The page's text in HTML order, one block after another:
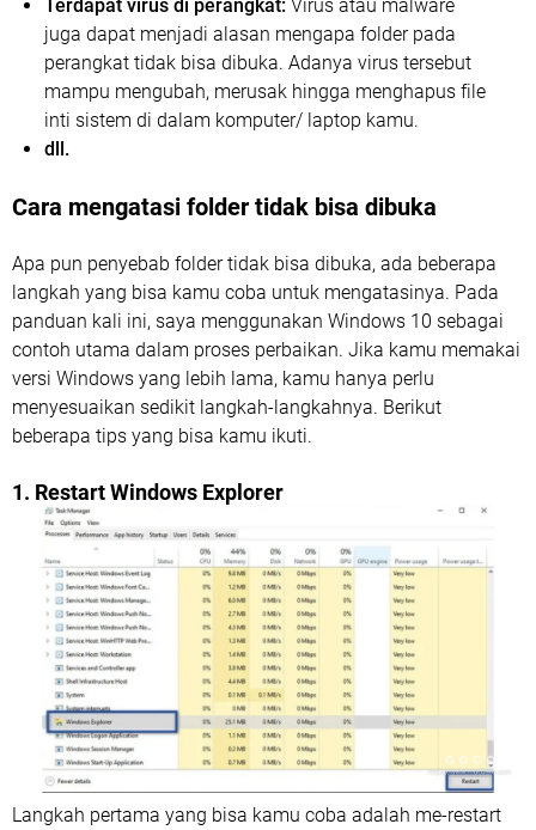
Terdapat virus di perangkat: Virus atau malware
juga dapat menjadi alasan mengapa folder pada
perangkat tidak bisa dibuka. Adanya virus tersebut
mampu mengubah, merusak hingga menghapus file
inti sistem di dalam komputer/ laptop kamu.
dll.
Cara mengatasi folder tidak bisa dibuka
Apa pun penyebab folder tidak bisa dibuka, ada beberapa
langkah yang bisa kamu coba untuk mengatasinya. Pada
panduan kali ini, saya menggunakan Windows 10 sebagai
contoh utama dalam proses perbaikan. Jika kamu memakai
versi Windows yang lebih lama, kamu hanya perlu
menyesuaikan sedikit langkah-langkahnya. Berikut
beberapa tips yang bisa kamu ikuti.
1. Restart Windows Explorer
Langkah pertama yang bisa kamu coba adalah me-restart